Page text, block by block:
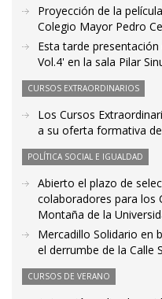
Proyección de la
Colegio Mayor Pedro
Esta tarde
Vol.4' en la sala Pilar
CURSOS EXTRAORDINARIOS
Los Cursos
a su oferta formativa
POLÍTICA SOCIAL E IGUALDAD
Abierto el plazo de
colaboradores para los
Montaña de la
Mercadillo Solidario en
el derrumbe de la Calle
CURSOS DE VERANO